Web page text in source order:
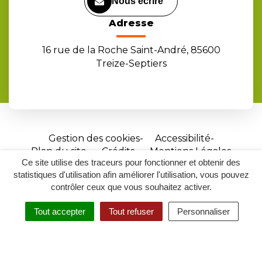
Ce site utilise des traceurs pour fonctionner et obtenir des
statistiques d'utilisation afin améliorer l'utilisation, vous pouvez
contrôler ceux que vous souhaitez activer.
Tout accepter Tout refuser Personnaliser
RECHERCHER
ACCESSIBILITÉ
Adresse
16 rue de la Roche Saint-André, 85600
Treize-Septiers
Gestion des cookies
Accessibilité
Plan du site
Crédits
Mentions Légales
Site
réalisé
par
Inovagora